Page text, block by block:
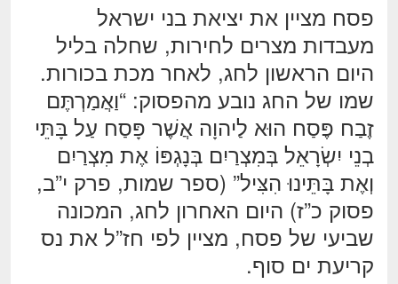
פסח מציין את יציאת בני ישראל
מעבדות מצרים לחירות, שחלה בליל
היום הראשון לחג, לאחר מכת בכורות.
שמו של החג נובע מהפסוק: “וַאֲמַרְתֶּם
זֶבַח פֶּסַח הוּא לַיהוָה אֲשֶׁר פָּסַח עַל בָּתֵּי
בְנֵי יִשְׂרָאֵל בְּמִצְרַיִם בְּנָגְפּוֹ אֶת מִצְרַיִם
וְאֶת בָּתֵּינוּ הִצִּיל” (ספר שמות, פרק י”ב,
פסוק כ”ז) היום האחרון לחג, המכונה
שביעי של פסח, מציין לפי חז”ל את נס
קריעת ים סוף.